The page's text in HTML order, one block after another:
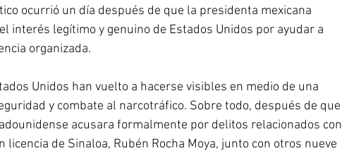
ocurrió un día después de que la presidenta mexicana
interés legítimo y genuino de Estados Unidos por ayudar a
organizada.
Unidos han vuelto a hacerse visibles en medio de una
y combate al narcotráfico. Sobre todo, después de que
acusara formalmente por delitos relacionados con
de Sinaloa, Rubén Rocha Moya, junto con otros nueve